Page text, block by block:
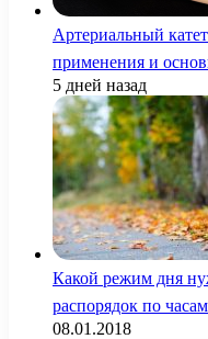
Артериальный
применения и
5 дней назад
Какой режим дня
распорядок по часам
08.01.2018